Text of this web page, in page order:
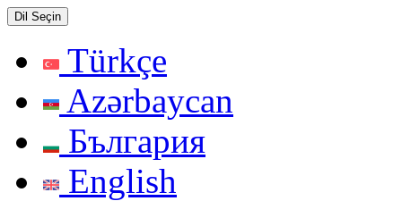
Dil Seçin
Türkçe
Azərbaycan
България
English